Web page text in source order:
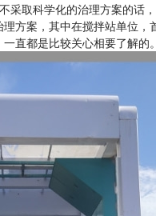
采取科学化的治理方案的话
方案，其中在搅拌站单位，
直都是比较关心相要了解的。